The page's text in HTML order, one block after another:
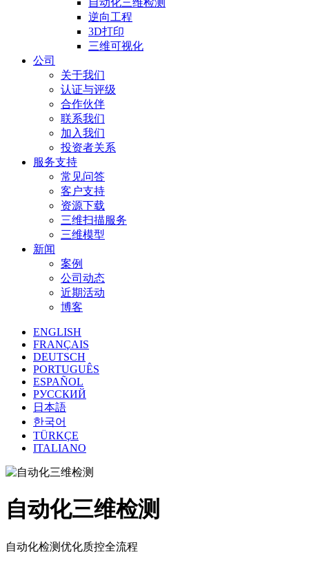
自动化三维检测
逆向工程
3D打印
三维可视化
公司
关于我们
认证与评级
合作伙伴
联系我们
加入我们
投资者关系
服务支持
常见问答
客户支持
资源下载
三维扫描服务
三维模型
新闻
案例
公司动态
近期活动
博客
ENGLISH
FRANÇAIS
DEUTSCH
PORTUGUÊS
ESPAÑOL
РУССКИЙ
日本語
한국어
TÜRKÇE
ITALIANO
自动化三维检测
自动化检测优化质控全流程